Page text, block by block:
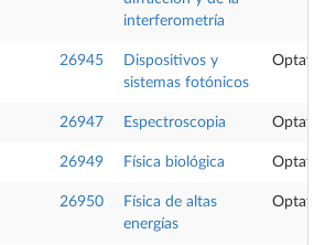
interferometría
26945
Dispositivos y
sistemas fotónicos
26947 Espectroscopia
26949 Física biológica
26950
Física de altas
energías